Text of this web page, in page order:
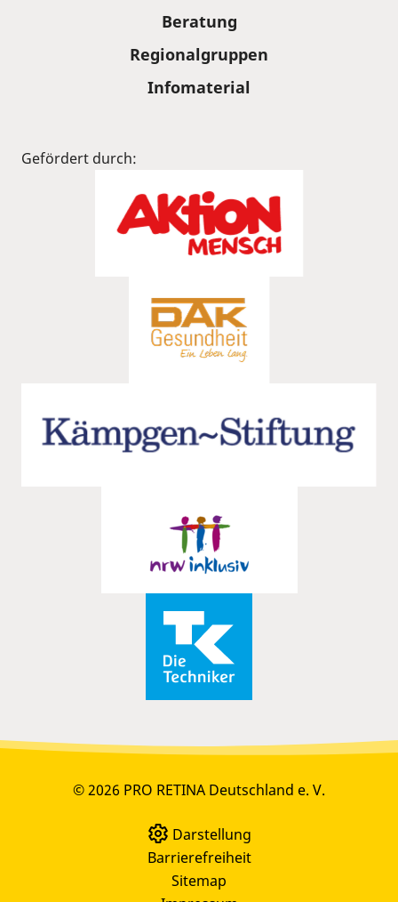
Beratung
Regionalgruppen
Infomaterial
Gefördert durch:
© 2026 PRO RETINA Deutschland e. V.
Darstellung
Barrierefreiheit
Sitemap